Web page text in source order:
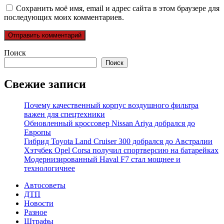
Сохранить моё имя, email и адрес сайта в этом браузере для
последующих моих комментариев.
Поиск
Поиск
Свежие записи
Почему качественный корпус воздушного фильтра
важен для спецтехники
Обновленный кроссовер Nissan Ariya добрался до
Европы
Гибрид Toyota Land Cruiser 300 добрался до Австралии
Хэтчбек Opel Corsa получил спортверсию на батарейках
Модернизированный Haval F7 стал мощнее и
технологичнее
Автосоветы
ДТП
Новости
Разное
Штрафы